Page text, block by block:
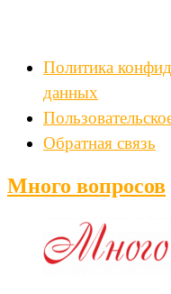
Политика
данных
Обратная связь
Много вопросов